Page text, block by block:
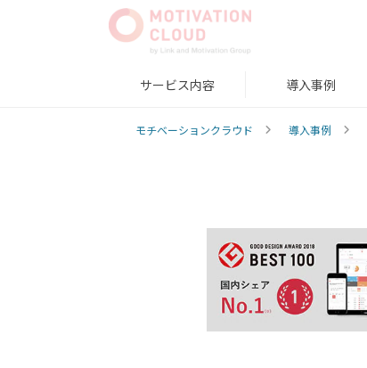
サービス内容 導入事例
モチベーションクラウド 導入事例